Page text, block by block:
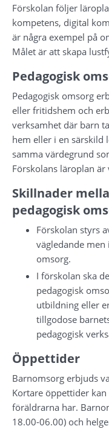
Förskolan följer
kompetens, digital
är några exempel på
Målet är att skapa
Pedagogisk
Pedagogisk omsorg
eller fritidshem och
verksamhet där barn
hem eller i en särskild
samma värdegrund
Förskolans läroplan
Skillnader
pedagogisk
Förskolan styrs
vägledande
omsorg.
I förskolan ska
pedagogisk
utbildning eller
tillgodose
pedagogisk
Öppettider
Barnomsorg erbjuds
Kortare öppettider
föräldrarna har.
18.00-06.00) och